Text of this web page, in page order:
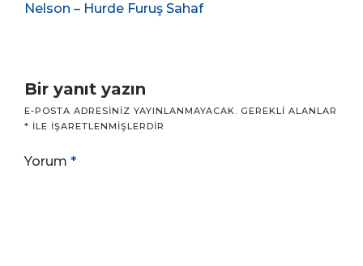
Nelson – Hurde Furuş Sahaf
Bir yanıt yazın
E-POSTA ADRESINIZ YAYINLANMAYACAK. GEREKLI ALANLAR
* ILE IŞARETLENMIŞLERDIR
Yorum *